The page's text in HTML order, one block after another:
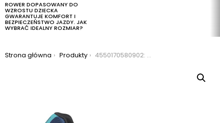
ROWER DOPASOWANY DO
WZROSTU DZIECKA
GWARANTUJE KOMFORT I
BEZPIECZEŃSTWO JAZDY. JAK
WYBRAĆ IDEALNY ROZMIAR?
Jesteś tutaj:
Strona główna Produkty 4550170580902: buty shimano sh-et500 damskie niebieskie 38